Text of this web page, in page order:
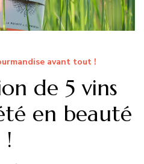
avant tout !
de 5 vins
en beauté
!